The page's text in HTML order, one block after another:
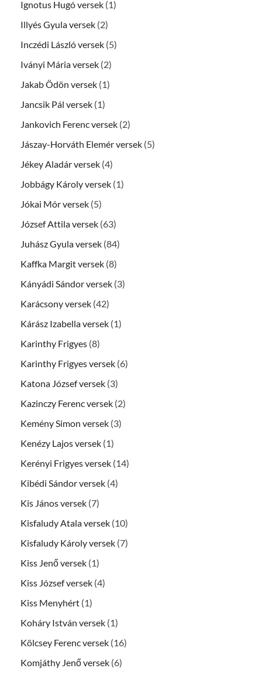
Ignotus Hugó versek (1)
Illyés Gyula versek (2)
Inczédi László versek (5)
Iványi Mária versek (2)
Jakab Ödön versek (1)
Jancsik Pál versek (1)
Jankovich Ferenc versek (2)
Jászay-Horváth Elemér versek (5)
Jékey Aladár versek (4)
Jobbágy Károly versek (1)
Jókai Mór versek (5)
József Attila versek (63)
Juhász Gyula versek (84)
Kaffka Margit versek (8)
Kányádi Sándor versek (3)
Karácsony versek (42)
Kárász Izabella versek (1)
Karinthy Frigyes (8)
Karinthy Frigyes versek (6)
Katona József versek (3)
Kazinczy Ferenc versek (2)
Kemény Simon versek (3)
Kenézy Lajos versek (1)
Kerényi Frigyes versek (14)
Kibédi Sándor versek (4)
Kis János versek (7)
Kisfaludy Atala versek (10)
Kisfaludy Károly versek (7)
Kiss Jenő versek (1)
Kiss József versek (4)
Kiss Menyhért (1)
Koháry István versek (1)
Kölcsey Ferenc versek (16)
Komjáthy Jenő versek (6)